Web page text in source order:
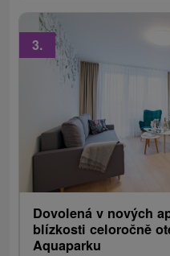
3.
Dovolená v nových
blízkosti celoročně
Aquaparku